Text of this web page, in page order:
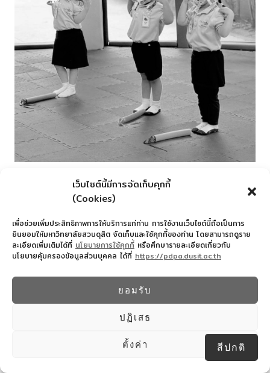
เว็บไซต์นี้มีการจัดเก็บคุกกี้
(Cookies)
เพื่อช่วยเพิ่มประสิทธิภาพการให้บริการแก่ท่าน การใช้งานเว็บไซต์นี้ถือเป็นการ
ยินยอมให้มหาวิทยาลัยสวนดุสิต จัดเก็บและใช้คุกกี้ของท่าน โดยสามารถดูราย
ละเอียดเพิ่มเติมได้ที่ นโยบายการใช้คุกกี้ หรือศึกษารายละเอียดเกี่ยวกับ
นโยบายคุ้มครองข้อมูลส่วนบุคคล ได้ที่ https://pdpa.dusit.ac.th
ยอมรับ
ปฏิเสธ
ตั้งค่า สีปกติ